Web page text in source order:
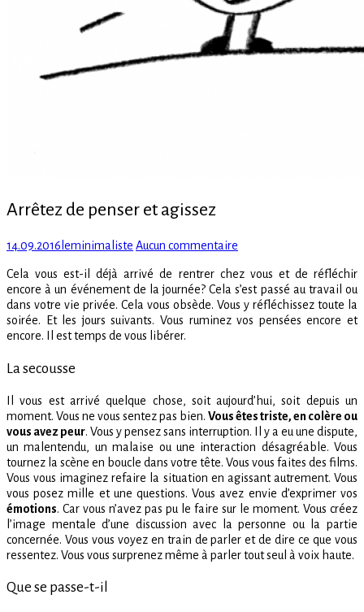
Arrêtez de penser et agissez
Posted
14.09.2016 Author
leminimaliste Aucun commentaire
de
penser
et
agissez
Cela vous est-il déjà arrivé de rentrer chez vous et de réfléchir
encore à un événement de la journée? Cela s’est passé au travail ou
dans votre vie privée. Cela vous obsède. Vous y réfléchissez toute la
soirée. Et les jours suivants. Vous ruminez vos pensées encore et
encore. Il est temps de vous libérer.
La secousse
Il vous est arrivé quelque chose, soit aujourd’hui, soit depuis un
moment. Vous ne vous sentez pas bien. Vous êtes triste, en colère ou
vous avez peur. Vous y pensez sans interruption. Il y a eu une dispute,
un malentendu, un malaise ou une interaction désagréable. Vous
tournez la scène en boucle dans votre tête. Vous vous faites des films.
Vous vous imaginez refaire la situation en agissant autrement. Vous
vous posez mille et une questions. Vous avez envie d’exprimer vos
émotions. Car vous n’avez pas pu le faire sur le moment. Vous créez
l’image mentale d’une discussion avec la personne ou la partie
concernée. Vous vous voyez en train de parler et de dire ce que vous
ressentez. Vous vous surprenez même à parler tout seul à voix haute.
Que se passe-t-il